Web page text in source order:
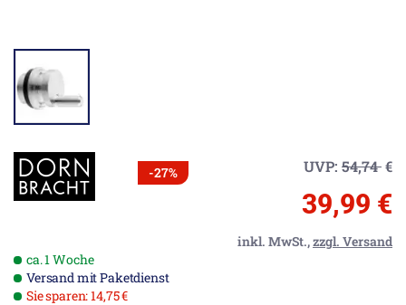
-27% UVP: 54,74€
39,99 €
inkl. MwSt.,zzgl. Versand
ca. 1 Woche
Versand mit Paketdienst
Sie sparen: 14,75 €